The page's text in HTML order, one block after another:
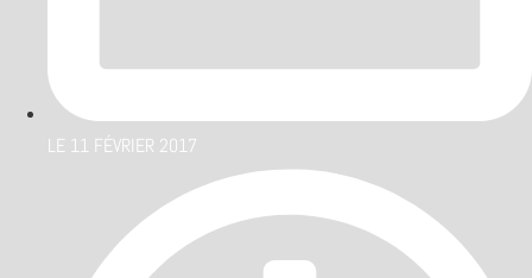
LE 11 FÉVRIER 2017